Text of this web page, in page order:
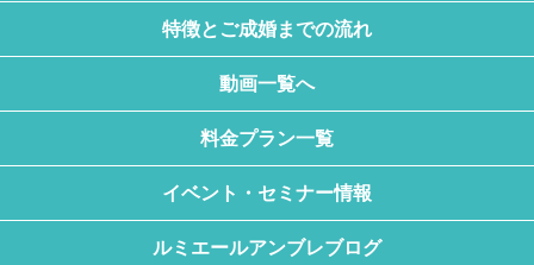
特徴とご成婚までの流れ
動画一覧へ
料金プラン一覧
イベント・セミナー情報
ルミエールアンブレブログ